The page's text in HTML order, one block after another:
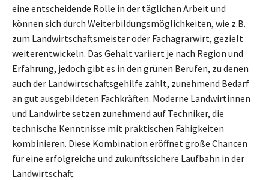
eine entscheidende Rolle in der täglichen Arbeit und
können sich durch Weiterbildungsmöglichkeiten, wie z.B.
zum Landwirtschaftsmeister oder Fachagrarwirt, gezielt
weiterentwickeln. Das Gehalt variiert je nach Region und
Erfahrung, jedoch gibt es in den grünen Berufen, zu denen
auch der Landwirtschaftsgehilfe zählt, zunehmend Bedarf
an gut ausgebildeten Fachkräften. Moderne Landwirtinnen
und Landwirte setzen zunehmend auf Techniker, die
technische Kenntnisse mit praktischen Fähigkeiten
kombinieren. Diese Kombination eröffnet große Chancen
für eine erfolgreiche und zukunftssichere Laufbahn in der
Landwirtschaft.